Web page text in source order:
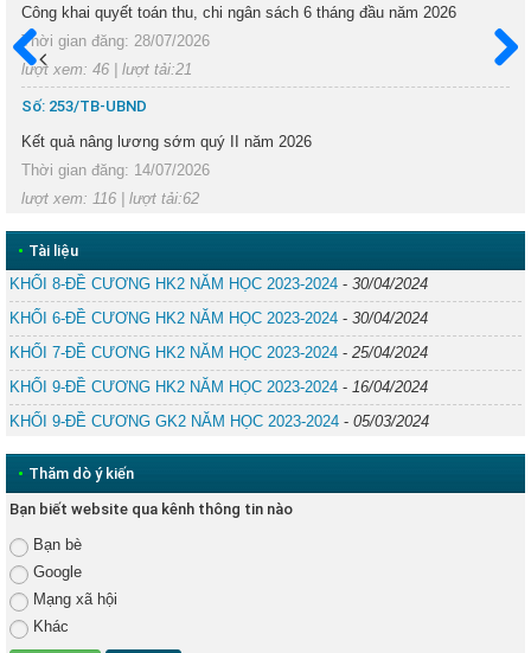
Sau
Trước
Công khai quyết toán thu, chi ngân sách 6 tháng đầu năm 2026
Thời gian đăng: 28/07/2026
lượt xem: 46 | lượt tải:21
Số: 253/TB-UBND
Kết quả nâng lương sớm quý II năm 2026
Thời gian đăng: 14/07/2026
lượt xem: 116 | lượt tải:62
• Tài liệu
KHỐI 8-ĐỀ CƯƠNG HK2 NĂM HỌC 2023-2024 - 30/04/2024
KHỐI 6-ĐỀ CƯƠNG HK2 NĂM HỌC 2023-2024 - 30/04/2024
KHỐI 7-ĐỀ CƯƠNG HK2 NĂM HỌC 2023-2024 - 25/04/2024
KHỐI 9-ĐỀ CƯƠNG HK2 NĂM HỌC 2023-2024 - 16/04/2024
KHỐI 9-ĐỀ CƯƠNG GK2 NĂM HỌC 2023-2024 - 05/03/2024
• Thăm dò ý kiến
Bạn biết website qua kênh thông tin nào
Bạn bè
Google
Mạng xã hội
Khác